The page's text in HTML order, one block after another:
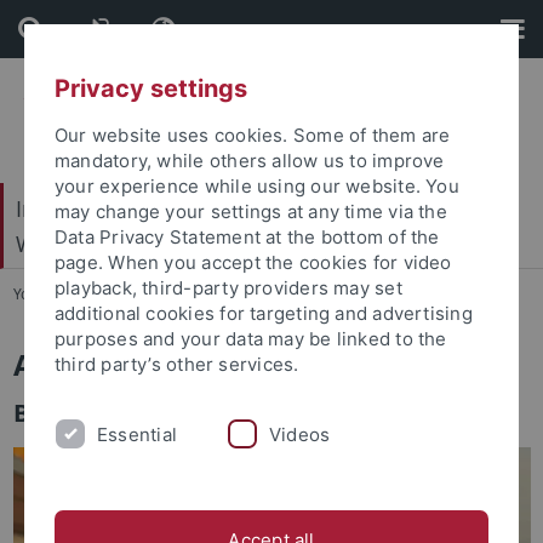
Skip
to
content
Skip
to
footer
Internationales Zentrum für Ethik in den
Wissenschaften (IZEW)
You are here: Startseite ... Team
Aikaterini Gousi- Manolakaki
Bibliothek
Privacy settings
Our website uses cookies. Some of them are
mandatory, while others allow us to improve
your experience while using our website. You
may change your settings at any time via the
Data Privacy Statement at the bottom of the
page. When you accept the cookies for video
playback, third-party providers may set
additional cookies for targeting and advertising
purposes and your data may be linked to the
third party’s other services.
Essential Videos